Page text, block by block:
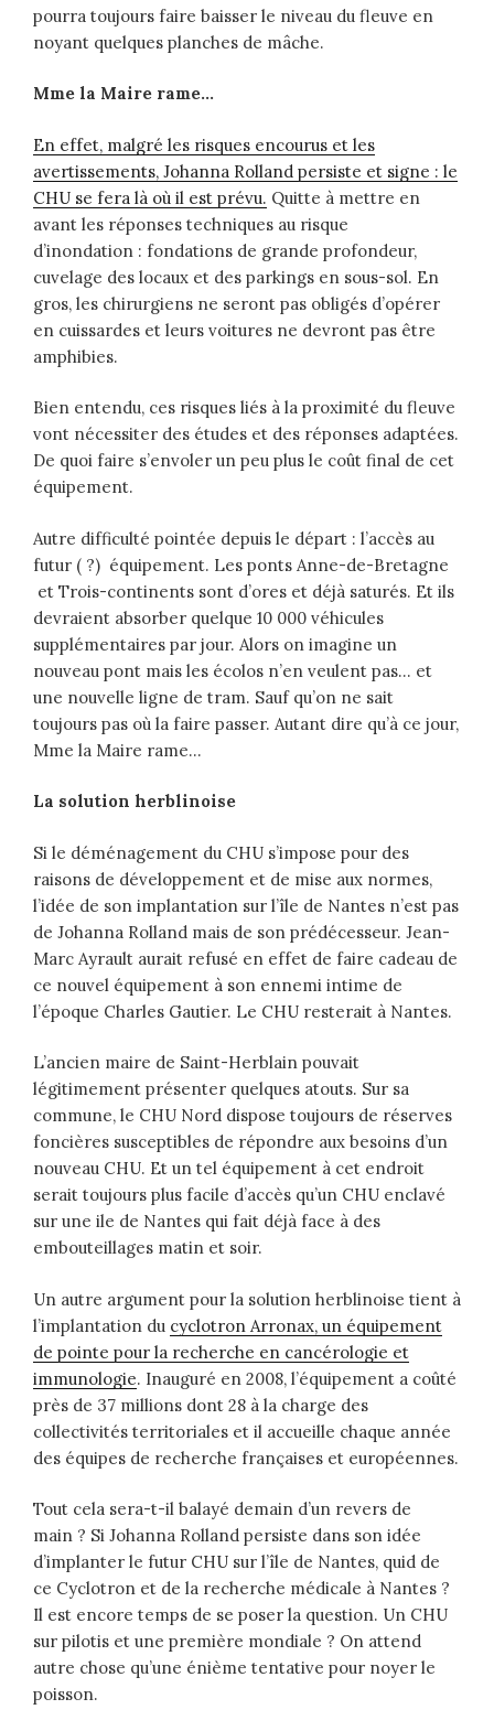
pourra toujours faire baisser le niveau du fleuve en
noyant quelques planches de mâche.
Mme la Maire rame…
En effet, malgré les risques encourus et les
avertissements, Johanna Rolland persiste et signe : le
CHU se fera là où il est prévu. Quitte à mettre en
avant les réponses techniques au risque
d’inondation : fondations de grande profondeur,
cuvelage des locaux et des parkings en sous-sol. En
gros, les chirurgiens ne seront pas obligés d’opérer
en cuissardes et leurs voitures ne devront pas être
amphibies.
Bien entendu, ces risques liés à la proximité du fleuve
vont nécessiter des études et des réponses adaptées.
De quoi faire s’envoler un peu plus le coût final de cet
équipement.
Autre difficulté pointée depuis le départ : l’accès au
futur ( ?) équipement. Les ponts Anne-de-Bretagne
et Trois-continents sont d’ores et déjà saturés. Et ils
devraient absorber quelque 10 000 véhicules
supplémentaires par jour. Alors on imagine un
nouveau pont mais les écolos n’en veulent pas… et
une nouvelle ligne de tram. Sauf qu’on ne sait
toujours pas où la faire passer. Autant dire qu’à ce jour,
Mme la Maire rame…
La solution herblinoise
Si le déménagement du CHU s’impose pour des
raisons de développement et de mise aux normes,
l’idée de son implantation sur l’île de Nantes n’est pas
de Johanna Rolland mais de son prédécesseur. Jean-
Marc Ayrault aurait refusé en effet de faire cadeau de
ce nouvel équipement à son ennemi intime de
l’époque Charles Gautier. Le CHU resterait à Nantes.
L’ancien maire de Saint-Herblain pouvait
légitimement présenter quelques atouts. Sur sa
commune, le CHU Nord dispose toujours de réserves
foncières susceptibles de répondre aux besoins d’un
nouveau CHU. Et un tel équipement à cet endroit
serait toujours plus facile d’accès qu’un CHU enclavé
sur une ile de Nantes qui fait déjà face à des
embouteillages matin et soir.
Un autre argument pour la solution herblinoise tient à
l’implantation du cyclotron Arronax, un équipement
de pointe pour la recherche en cancérologie et
immunologie. Inauguré en 2008, l’équipement a coûté
près de 37 millions dont 28 à la charge des
collectivités territoriales et il accueille chaque année
des équipes de recherche françaises et européennes.
Tout cela sera-t-il balayé demain d’un revers de
main ? Si Johanna Rolland persiste dans son idée
d’implanter le futur CHU sur l’île de Nantes, quid de
ce Cyclotron et de la recherche médicale à Nantes ?
Il est encore temps de se poser la question. Un CHU
sur pilotis et une première mondiale ? On attend
autre chose qu’une énième tentative pour noyer le
poisson.